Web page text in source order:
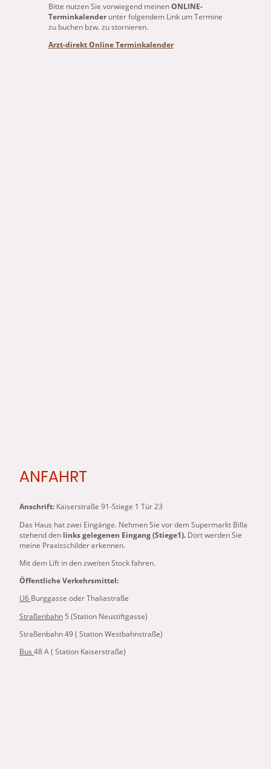
Bitte nutzen Sie vorwiegend meinenONLINE-
Terminkalenderunter folgendem Link um Termine
zu buchen bzw. zu stornieren.
Arzt-direkt Online Terminkalender
ANFAHRT
Anschrift: Kaiserstraße 91-Stiege 1 Tür 23
Das Haus hat zwei Eingänge. Nehmen Sie vor dem Supermarkt Billa
stehend den links gelegenen Eingang (Stiege1). Dort werden Sie
meine Praxisschilder erkennen.
Mit dem Lift in den zweiten Stock fahren.
Öffentliche Verkehrsmittel:
U6 Burggasse oder Thaliastraße
Straßenbahn 5 (Station Neustiftgasse)
Straßenbahn 49 ( Station Westbahnstraße)
Bus 48 A ( Station Kaiserstraße)